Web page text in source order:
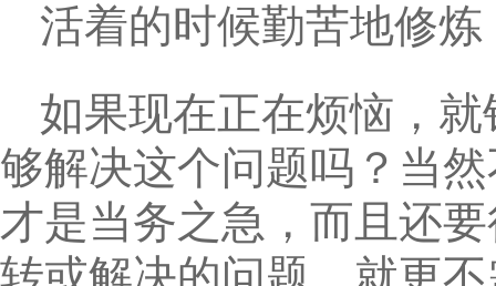
活着的时候勤苦地修
如果现在正在烦恼，
够解决这个问题吗？当
才是当务之急，而且还